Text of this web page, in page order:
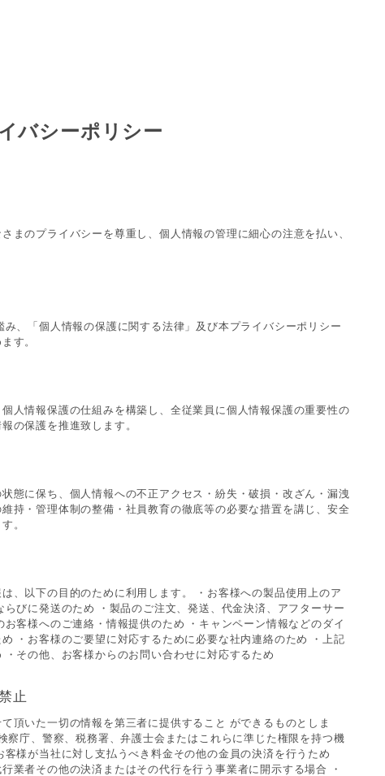
バシーポリシー
まのプライバシーを尊重し、個人情報の管理に細心の注意を払い、
、「個人情報の保護に関する法律」及び本プライバシーポリシー
す。
人情報保護の仕組みを構築し、全従業員に個人情報保護の重要性の
の保護を推進致します。
態に保ち、個人情報への不正アクセス・紛失・破損・改ざん・漏洩
持・管理体制の整備・社員教育の徹底等の必要な措置を講じ、安全
。
、以下の目的のために利用します。 ・お客様への製品使用上のア
びに発送のため ・製品のご注文、発送、代金決済、アフターサー
客様へのご連絡・情報提供のため ・キャンペーン情報などのダイ
・お客様のご要望に対応するために必要な社内連絡のため ・上記
その他、お客様からのお問い合わせに対応するため
止
頂いた一切の情報を第三者に提供すること ができるものとしま
察庁、警察、税務署、弁護士会またはこれらに準じた権限を持つ機
様が当社に対し支払うべき料金その他の金員の決済を行うため
業者その他の決済またはその代行を行う事業者に開示する場合 ・